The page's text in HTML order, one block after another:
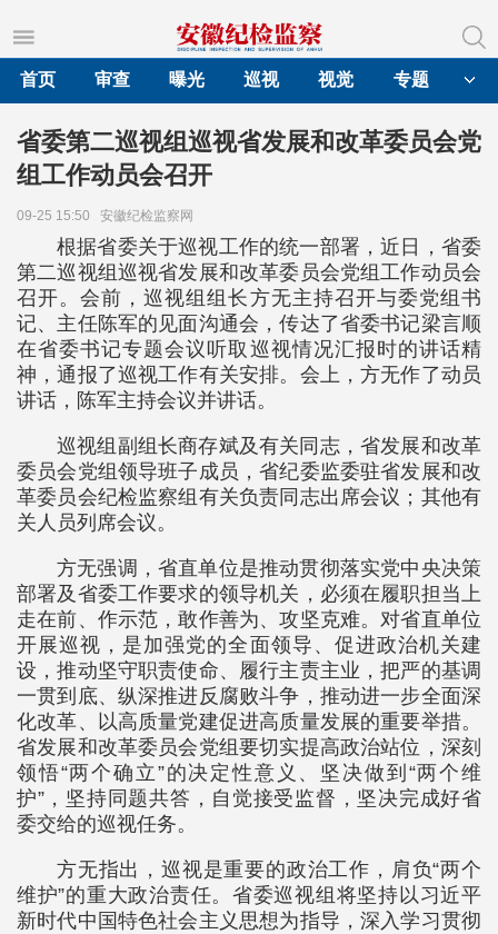
首页
审查 曝光 巡视 视觉 专题
省委第二巡视组巡视省发展和改革委员会党
组工作动员会召开
09-25 15:50 安徽纪检监察网
根据省委关于巡视工作的统一部署，近日，省委
第二巡视组巡视省发展和改革委员会党组工作动员会
召开。会前，巡视组组长方无主持召开与委党组书
记、主任陈军的见面沟通会，传达了省委书记梁言顺
在省委书记专题会议听取巡视情况汇报时的讲话精
神，通报了巡视工作有关安排。会上，方无作了动员
讲话，陈军主持会议并讲话。
巡视组副组长商存斌及有关同志，省发展和改革
委员会党组领导班子成员，省纪委监委驻省发展和改
革委员会纪检监察组有关负责同志出席会议；其他有
关人员列席会议。
方无强调，省直单位是推动贯彻落实党中央决策
部署及省委工作要求的领导机关，必须在履职担当上
走在前、作示范，敢作善为、攻坚克难。对省直单位
开展巡视，是加强党的全面领导、促进政治机关建
设，推动坚守职责使命、履行主责主业，把严的基调
一贯到底、纵深推进反腐败斗争，推动进一步全面深
化改革、以高质量党建促进高质量发展的重要举措。
省发展和改革委员会党组要切实提高政治站位，深刻
领悟“两个确立”的决定性意义、坚决做到“两个维
护”，坚持同题共答，自觉接受监督，坚决完成好省
委交给的巡视任务。
方无指出，巡视是重要的政治工作，肩负“两个
维护”的重大政治责任。省委巡视组将坚持以习近平
新时代中国特色社会主义思想为指导，深入学习贯彻